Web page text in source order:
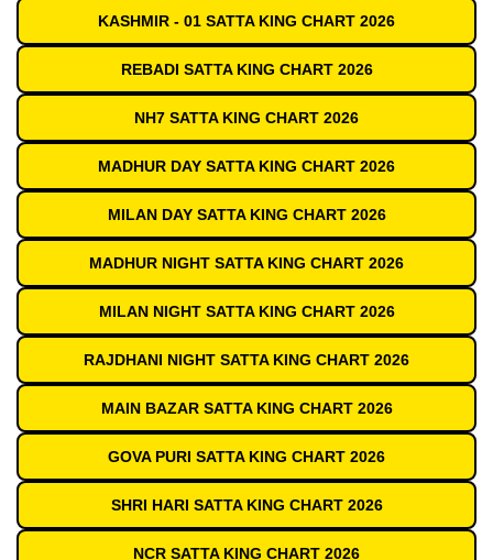
KASHMIR - 01 SATTA KING CHART 2026
REBADI SATTA KING CHART 2026
NH7 SATTA KING CHART 2026
MADHUR DAY SATTA KING CHART 2026
MILAN DAY SATTA KING CHART 2026
MADHUR NIGHT SATTA KING CHART 2026
MILAN NIGHT SATTA KING CHART 2026
RAJDHANI NIGHT SATTA KING CHART 2026
MAIN BAZAR SATTA KING CHART 2026
GOVA PURI SATTA KING CHART 2026
SHRI HARI SATTA KING CHART 2026
NCR SATTA KING CHART 2026